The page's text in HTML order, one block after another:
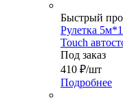
Быстрый
Рулетка
Touch
Под заказ
410 ₽/шт
Подробнее